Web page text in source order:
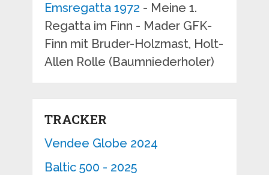
Emsregatta 1972 - Meine 1.
Regatta im Finn - Mader GFK-
Finn mit Bruder-Holzmast, Holt-
Allen Rolle (Baumniederholer)
TRACKER
Vendee Globe 2024
Baltic 500 - 2025